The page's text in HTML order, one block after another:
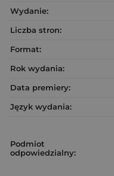
Wydanie:
Liczba stron:
Format:
Rok wydania:
Data premiery:
Język wydania:
Podmiot
odpowiedzialny: